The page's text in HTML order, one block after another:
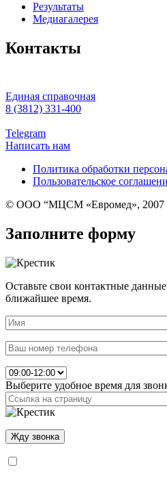
Результаты
Медиагалерея
Контакты
Единая справочная
8 (3812) 331-400
Telegram
Написать нам
Политика обработки
Пользовательское
© ООО “МЦСМ «Евромед», 2007
Заполните форму
Оставьте свои контактные
ближайшее время.
Выберите удобное время для